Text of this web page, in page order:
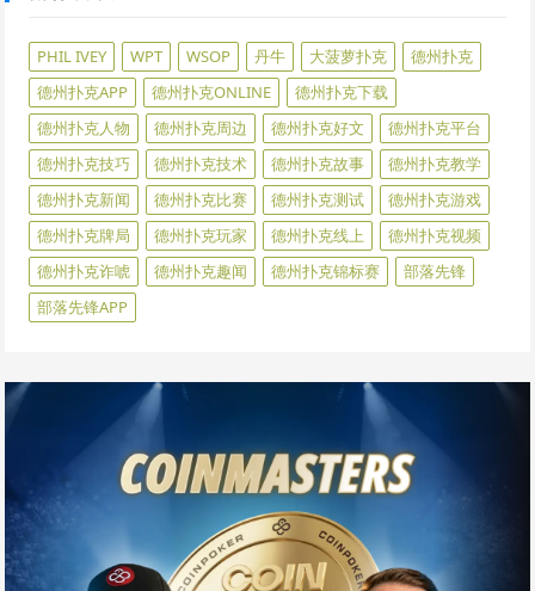
PHIL IVEY WPT WSOP 丹牛 大菠萝扑克
德州扑克
德州扑克APP
德州扑克ONLINE
德州扑克下载
德州扑克人物
德州扑克周边 德州扑克好文
德州扑克平台
德州扑克技巧
德州扑克技术 德州扑克故事
德州扑克教学
德州扑克新闻
德州扑克比赛 德州扑克测试
德州扑克游戏
德州扑克牌局
德州扑克玩家 德州扑克线上
德州扑克视频
德州扑克诈唬
德州扑克趣闻 德州扑克锦标赛
部落先锋
部落先锋APP